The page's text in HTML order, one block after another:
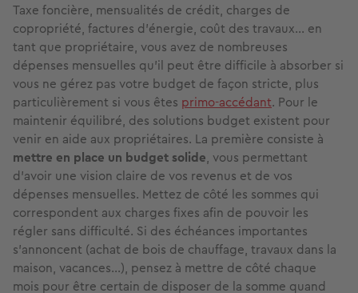
Taxe foncière, mensualités de crédit, charges de
copropriété, factures d’énergie, coût des travaux… en
tant que propriétaire, vous avez de nombreuses
dépenses mensuelles qu’il peut être difficile à absorber si
vous ne gérez pas votre budget de façon stricte, plus
particulièrement si vous êtes primo-accédant. Pour le
maintenir équilibré, des solutions budget existent pour
venir en aide aux propriétaires. La première consiste à
mettre en place un budget solide, vous permettant
d’avoir une vision claire de vos revenus et de vos
dépenses mensuelles. Mettez de côté les sommes qui
correspondent aux charges fixes afin de pouvoir les
régler sans difficulté. Si des échéances importantes
s’annoncent (achat de bois de chauffage, travaux dans la
maison, vacances…), pensez à mettre de côté chaque
mois pour être certain de disposer de la somme quand